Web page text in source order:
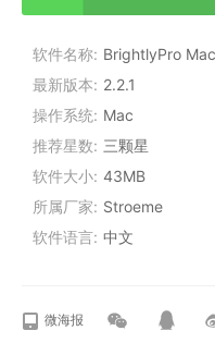
软件名称 BrightlyPro
最新版本
2.2.1
操作系统
Mac
推荐星数
三颗星
软件大小 43MB
所属厂家
Stroeme
软件语言 中文
微海报